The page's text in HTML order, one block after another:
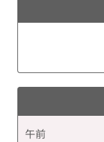
午前